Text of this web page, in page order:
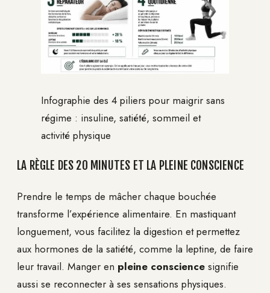
Infographie des 4 piliers pour maigrir sans
régime : insuline, satiété, sommeil et
activité physique
LA RÈGLE DES 20 MINUTES ET LA PLEINE CONSCIENCE
Prendre le temps de mâcher chaque bouchée
transforme l’expérience alimentaire. En mastiquant
longuement, vous facilitez la digestion et permettez
aux hormones de la satiété, comme la leptine, de faire
leur travail. Manger en pleine conscience signifie
aussi se reconnecter à ses sensations physiques.